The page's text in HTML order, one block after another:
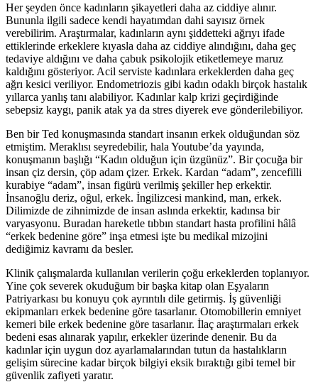
Her şeyden önce kadınların şikayetleri daha az ciddiye alınır.
Bununla ilgili sadece kendi hayatımdan dahi sayısız örnek
verebilirim. Araştırmalar, kadınların aynı şiddetteki ağrıyı ifade
ettiklerinde erkeklere kıyasla daha az ciddiye alındığını, daha geç
tedaviye aldığını ve daha çabuk psikolojik etiketlemeye maruz
kaldığını gösteriyor. Acil serviste kadınlara erkeklerden daha geç
ağrı kesici veriliyor. Endometriozis gibi kadın odaklı birçok hastalık
yıllarca yanlış tanı alabiliyor. Kadınlar kalp krizi geçirdiğinde
sebepsiz kaygı, panik atak ya da stres diyerek eve gönderilebiliyor.
Ben bir Ted konuşmasında standart insanın erkek olduğundan söz
etmiştim. Meraklısı seyredebilir, hala Youtube’da yayında,
konuşmanın başlığı “Kadın olduğun için üzgünüz”. Bir çocuğa bir
insan çiz dersin, çöp adam çizer. Erkek. Kardan “adam”, zencefilli
kurabiye “adam”, insan figürü verilmiş şekiller hep erkektir.
İnsanoğlu deriz, oğul, erkek. İngilizcesi mankind, man, erkek.
Dilimizde de zihnimizde de insan aslında erkektir, kadınsa bir
varyasyonu. Buradan hareketle tıbbın standart hasta profilini hâlâ
“erkek bedenine göre” inşa etmesi işte bu medikal mizojini
dediğimiz kavramı da besler.
Klinik çalışmalarda kullanılan verilerin çoğu erkeklerden toplanıyor.
Yine çok severek okuduğum bir başka kitap olan Eşyaların
Patriyarkası bu konuyu çok ayrıntılı dile getirmiş. İş güvenliği
ekipmanları erkek bedenine göre tasarlanır. Otomobillerin emniyet
kemeri bile erkek bedenine göre tasarlanır. İlaç araştırmaları erkek
bedeni esas alınarak yapılır, erkekler üzerinde denenir. Bu da
kadınlar için uygun doz ayarlamalarından tutun da hastalıkların
gelişim sürecine kadar birçok bilgiyi eksik bıraktığı gibi temel bir
güvenlik zafiyeti yaratır.